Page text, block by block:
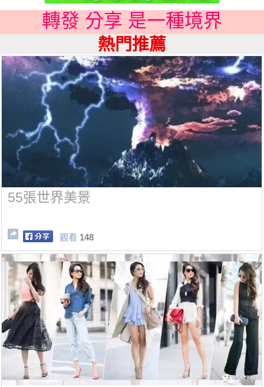
轉發 分享 是一種境界
熱門推薦
55張世界美景
觀看 148